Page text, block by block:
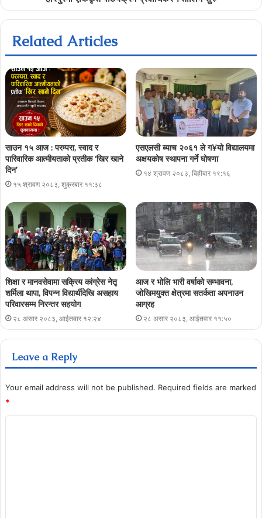
Related Articles
साउन १५ आज : परम्परा, स्वाद र
पारिवारिक आत्मीयताको प्रतीक ‘खिर खाने
दिन’
१५ श्रावण २०८३, शुक्रबार ११:३८
एसएलसी ब्याच २०६१ ले ग¥यो विद्यालयमा
अक्षयकोष स्थापना गर्ने घोषणा
१४ श्रावण २०८३, बिहीबार १९:१६
शिक्षा र मानवसेवामा सक्रिय कांग्रेस नेतृ
शर्मिला थापा, विपन्न विद्यार्थीदेखि असहाय
परिवारसम्म निरन्तर सहयोग
२८ असार २०८३, आईतवार १२:२४
आज र भोलि भारी वर्षाको सम्भावना,
जोखिमयुक्त क्षेत्रमा सतर्कता अपनाउन
आग्रह
२८ असार २०८३, आईतवार ११:५०
Leave a Reply
Your email address will not be published. Required fields are marked
*